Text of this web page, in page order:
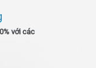
với các